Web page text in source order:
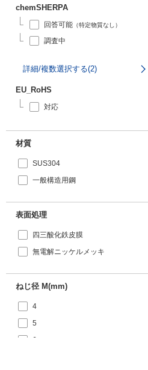
chemSHERPA
回答可能 （特定物質なし）
調査中
詳細/複数選択する(2)
EU_RoHS
対応
材質
SUS304
一般構造用鋼
表面処理
四三酸化鉄皮膜
無電解ニッケルメッキ
ねじ径 M(mm)
4
5
6